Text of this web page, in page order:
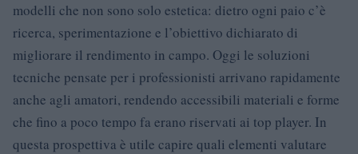
modelli che non sono solo estetica: dietro ogni paio c’è
ricerca, sperimentazione e l’obiettivo dichiarato di
migliorare il rendimento in campo. Oggi le soluzioni
tecniche pensate per i professionisti arrivano rapidamente
anche agli amatori, rendendo accessibili materiali e forme
che fino a poco tempo fa erano riservati ai top player. In
questa prospettiva è utile capire quali elementi valutare